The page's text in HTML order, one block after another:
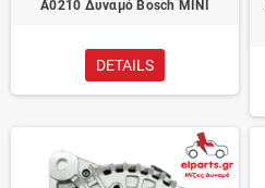
A0210 Δυναμό Bosch MINI
DETAILS